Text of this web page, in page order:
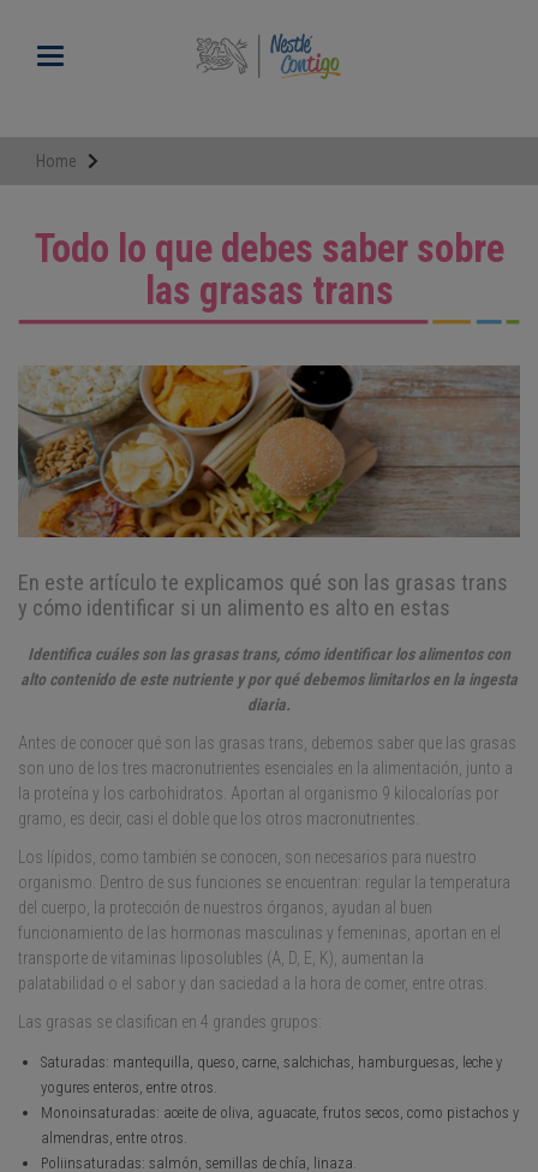
contenidoToggle navigation
Home
Todo lo que debes saber sobre
las grasas trans
En este artículo te explicamos qué son las grasas trans
y cómo identificar si un alimento es alto en estas
Identifica cuáles son las grasas trans, cómo identificar los alimentos con
alto contenido de este nutriente y por qué debemos limitarlos en la ingesta
diaria.
Antes de conocer qué son las grasas trans, debemos saber que las grasas
son uno de los tres macronutrientes esenciales en la alimentación, junto a
la proteína y los carbohidratos. Aportan al organismo 9 kilocalorías por
gramo, es decir, casi el doble que los otros macronutrientes.
Los lípidos, como también se conocen, son necesarios para nuestro
organismo. Dentro de sus funciones se encuentran: regular la temperatura
del cuerpo, la protección de nuestros órganos, ayudan al buen
funcionamiento de las hormonas masculinas y femeninas, aportan en el
transporte de vitaminas liposolubles (A, D, E, K), aumentan la
palatabilidad o el sabor y dan saciedad a la hora de comer, entre otras.
Las grasas se clasifican en 4 grandes grupos:
Saturadas: mantequilla, queso, carne, salchichas, hamburguesas, leche y
yogures enteros, entre otros.
Monoinsaturadas: aceite de oliva, aguacate, frutos secos, como pistachos y
almendras, entre otros.
Poliinsaturadas: salmón, semillas de chía, linaza.